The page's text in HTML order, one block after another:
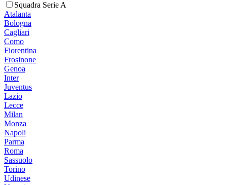
Squadra Serie A
Atalanta
Bologna
Cagliari
Como
Fiorentina
Frosinone
Genoa
Inter
Juventus
Lazio
Lecce
Milan
Monza
Napoli
Parma
Roma
Sassuolo
Torino
Udinese